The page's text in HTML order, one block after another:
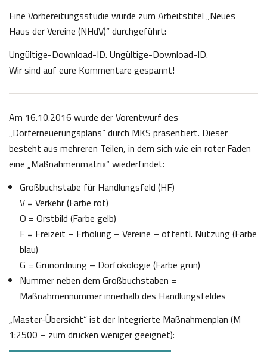
Eine Vorbereitungsstudie wurde zum Arbeitstitel „Neues
Haus der Vereine (NHdV)“ durchgeführt:
Ungültige-Download-ID. Ungültige-Download-ID.
Wir sind auf eure Kommentare gespannt!
Am 16.10.2016 wurde der Vorentwurf des
„Dorferneuerungsplans“ durch MKS präsentiert. Dieser
besteht aus mehreren Teilen, in dem sich wie ein roter Faden
eine „Maßnahmenmatrix“ wiederfindet:
Großbuchstabe für Handlungsfeld (HF)
V = Verkehr (Farbe rot)
O = Orstbild (Farbe gelb)
F = Freizeit – Erholung – Vereine – öffentl. Nutzung (Farbe
blau)
G = Grünordnung – Dorfökologie (Farbe grün)
Nummer neben dem Großbuchstaben =
Maßnahmennummer innerhalb des Handlungsfeldes
„Master-Übersicht“ ist der Integrierte Maßnahmenplan (M
1:2500 – zum drucken weniger geeignet):